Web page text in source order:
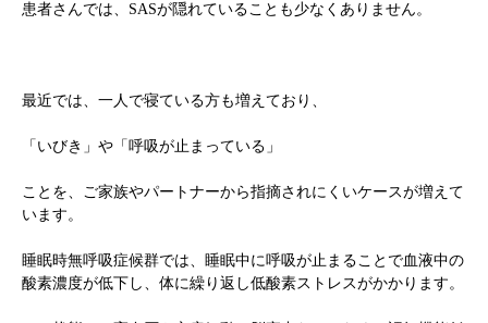
患者さんでは、SASが隠れていることも少なくありません。
最近では、一人で寝ている方も増えており、
「いびき」や「呼吸が止まっている」
ことを、ご家族やパートナーから指摘されにくいケースが増えて
います。
睡眠時無呼吸症候群では、睡眠中に呼吸が止まることで血液中の
酸素濃度が低下し、体に繰り返し低酸素ストレスがかかります。